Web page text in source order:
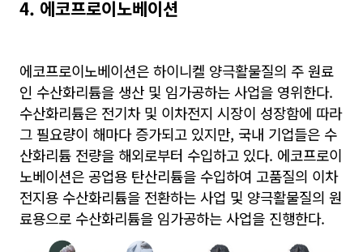
4. 에코프로이노베이션
에코프로이노베이션은 하이니켈 양극활물질의 주 원료
인 수산화리튬을 생산 및 임가공하는 사업을 영위한다.
수산화리튬은 전기차 및 이차전지 시장이 성장함에 따라
그 필요량이 해마다 증가되고 있지만, 국내 기업들은 수
산화리튬 전량을 해외로부터 수입하고 있다. 에코프로이
노베이션은 공업용 탄산리튬을 수입하여 고품질의 이차
전지용 수산화리튬을 전환하는 사업 및 양극활물질의 원
료용으로 수산화리튬을 임가공하는 사업을 진행한다.